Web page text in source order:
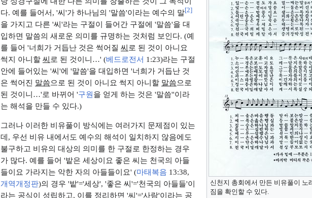
신천지 총회에서 만든 비유풀이 노
짐을 확인할 수 있다.
다. 예를 들어서, '씨'가 하나님의 '말씀'이라는 예수의 말[2]
을 가지고 다른 '씨'라는 구절이 들어간 구절에 '말씀'을 대
입하면 말씀의 새로운 의미를 규명하는 것처럼 보인다. (예
를 들어 '너희가 거듭난 것은 썩어질 씨 로 된 것이 아니요
썩지 아니할 씨 로 된 것이니…' (베드로전서 1:23)라는 구절
안에 들어있는 '씨'에 '말씀'을 대입하면 '너희가 거듭난 것
은 썩어진 말씀으로 된 것이 아니요 썩지 아니할 말씀으로
된 것이니…'로 바뀌어 '구원을 얻게 하는 것은 '말씀''이라
는 해석을 만들 수 있다.)
그러나 이러한 비유풀이 방식에는 여러가지 문제점이 있는
데, 우선 비유 내에서도 예수의 해석이 일치하지 않음에도
불구하고 비유의 대상의 의미를 한 구절로 한정하는 경우
가 많다. 예를 들어 '밭은 세상이요 좋은 씨는 천국의 아들
들이요 가라지는 악한 자의 아들들이요' (마태복음 13:38,
개역개정판)의 경우 '밭'='세상', '좋은 씨'='천국의 아들들'이
라는 공식이 성립하고, 이를 정리하면 '씨'='사람'이라는 공